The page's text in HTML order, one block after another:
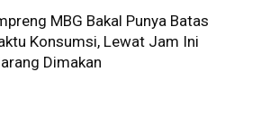
MBG Bakal Punya Batas
Konsumsi, Lewat Jam Ini
Dimakan